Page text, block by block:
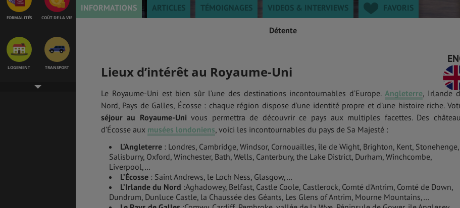
FORMALITÉS COÛT DE LA VIE
LOGEMENT TRANSPORT
INFORMATIONS
ARTICLES TÉMOIGNAGES VIDEOS & INTERVIEWS FAVORIS
Détente
Lieux d’intérêt au Royaume-Uni
Le Royaume-Uni est bien sûr l’une des destinations incontournables d’Europe.Angleterre, Irlande
Nord, Pays de Galles, Écosse : chaque région dispose d’une identité propre et d’une histoire riche.
séjour au Royaume-Univous permettra de découvrir ce pays aux multiples facettes. Des
d’Écosse aux musées londoniens, voici les incontournables du pays de Sa Majesté :
L’Angleterre : Londres, Cambridge, Windsor, Cornouailles, île de Wight, Brighton, Kent, Stonehenge,
Salisburry, Oxford, Winchester, Bath, Wells, Canterbury, the Lake District, Durham, Winchcombe,
Liverpool,…
L’Écosse : Saint Andrews, le Loch Ness, Glasgow,…
L’Irlande du Nord :Aghadowey, Belfast, Castle Coole, Castlerock, Comté d'Antrim, Comté de Down,
Dundrum, Dunluce Castle, la Chaussée des Géants, Les Glens of Antrim, Mourne Mountains,…